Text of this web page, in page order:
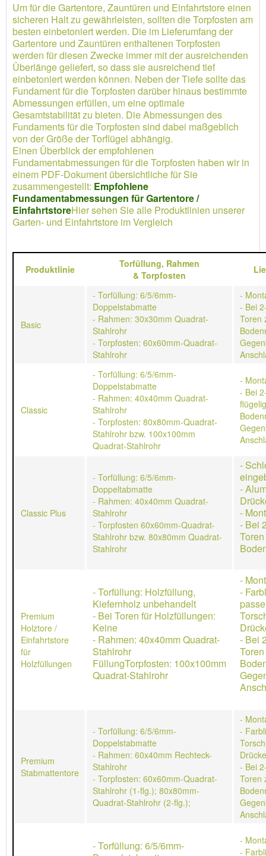
Um für die Gartentore, Zauntüren und Einfahrtstore einen
sicheren Halt zu gewährleisten, sollten die Torpfosten am
besten einbetoniert werden. Die im Lieferumfang der
Gartentore und Zauntüren enthaltenen Torpfosten
werden für diesen Zwecke immer mit der ausreichenden
Überlänge geliefert, so dass sie ausreichend tief
einbetoniert werden können. Neben der Tiefe sollte das
Fundament für die Torpfosten darüber hinaus bestimmte
Abmessungen erfüllen, um eine optimale
Gesamtstabilität zu bieten. Die Abmessungen des
Fundaments für die Torpfosten sind dabei maßgeblich
von der Größe der Torflügel abhängig.
Einen Überblick der empfohlenen
Fundamentabmessungen für die Torpfosten haben wir in
einem PDF-Dokument übersichtliche für Sie
zusammengestellt: Empfohlene
Fundamentabmessungen für Gartentore /
EinfahrtstoreHier sehen Sie alle Produktlinien unserer
Garten- und Einfahrtstore im Vergleich
Produktlinie Torfüllung, Rahmen
& Torpfosten
Basic
- Torfüllung: 6/5/6mm-
Doppelstabmatte
- Rahmen: 30x30mm Quadrat-
Stahlrohr
- Torpfosten: 60x60mm-Quadrat-
Stahlrohr
-
- Bei
Toren
Classic
- Torfüllung: 6/5/6mm-
Doppelstabmatte
- Rahmen: 40x40mm Quadrat-
Stahlrohr
- Torpfosten: 80x80mm-Quadrat-
Stahlrohr bzw. 100x100mm
Quadrat-Stahlrohr
-
- Bei
Classic Plus
- Torfüllung: 6/5/6mm-
Doppeltabmatte
- Rahmen: 40x40mm Quadrat-
Stahlrohr
- Torpfosten 60x60mm-Quadrat-
Stahlrohr bzw. 80x80mm Quadrat-
Stahlrohr
-
-
-
- Bei
Premium
Holztore /
Einfahrtstore
für
Holzfüllungen
- Torfüllung: Holzfüllung,
Kiefernholz unbehandelt
- Bei Toren für Holzfüllungen:
Keine
- Rahmen: 40x40mm Quadrat-
Stahlrohr
FüllungTorpfosten: 100x100mm
Quadrat-Stahlrohr
-
-
- Bei
Premium
Stabmattentore
- Torfüllung: 6/5/6mm-
Doppelstabmatte
- Rahmen: 60x40mm Rechteck-
Stahlrohr
- Torpfosten: 60x60mm-Quadrat-
Stahlrohr (1-flg.); 80x80mm-
Quadrat-Stahlrohr (2-flg.);
-
-
- Bei
Toren
- Torfüllung: 6/5/6mm-
-
-